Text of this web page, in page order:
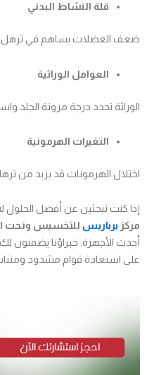
قلة النشاط البدني
ضعف العضلات يساهم في ترهل
العوامل الوراثية
الوراثة تحدد درجة مرونة الجلد
التغيرات الهرمونية
اختلال الهرمونات قد يزيد من
إذا كنت تبحثين عن أفضل الحلول
مركز برباريس للتخسيس ونحت
أحدث الأجهزة. خبراؤنا يضمنون
على استعادة قوام مشدود